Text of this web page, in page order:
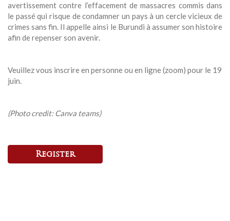
avertissement contre l’effacement de massacres commis dans
le passé qui risque de condamner un pays à un cercle vicieux de
crimes sans fin. Il appelle ainsi le Burundi à assumer son histoire
afin de repenser son avenir.
Veuillez vous inscrire en personne ou en ligne (zoom) pour le 19
juin.
(Photo credit: Canva teams)
Register